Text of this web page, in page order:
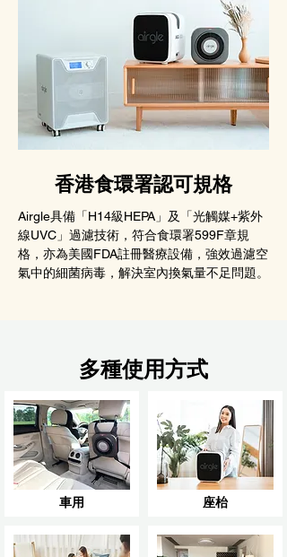
香港食環署認可規格
Airgle具備「H14級HEPA」及「光觸媒+紫外
線UVC」過濾技術，符合食環署599F章規
格，亦為美國FDA註冊醫療設備，強效過濾空
氣中的細菌病毒，解決室內換氣量不足問題。
多種使用方式
車用 座枱